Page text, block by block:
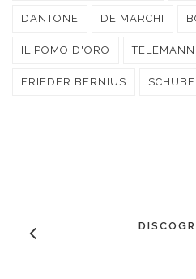
DANTONE DE MARCHI
IL POMO D'ORO TELEMANN
FRIEDER BERNIUS